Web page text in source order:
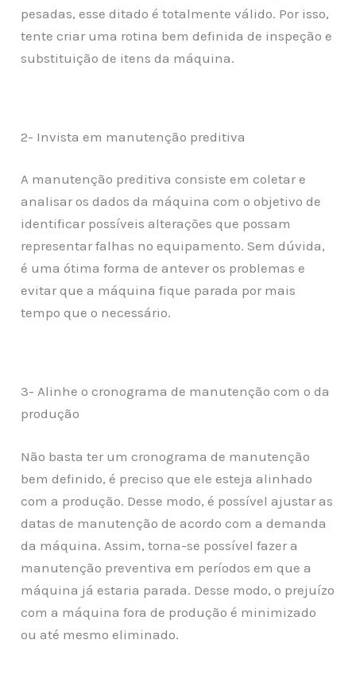
pesadas, esse ditado é totalmente válido. Por isso,
tente criar uma rotina bem definida de inspeção e
substituição de itens da máquina.
2- Invista em manutenção preditiva
A manutenção preditiva consiste em coletar e
analisar os dados da máquina com o objetivo de
identificar possíveis alterações que possam
representar falhas no equipamento. Sem dúvida,
é uma ótima forma de antever os problemas e
evitar que a máquina fique parada por mais
tempo que o necessário.
3- Alinhe o cronograma de manutenção com o da
produção
Não basta ter um cronograma de manutenção
bem definido, é preciso que ele esteja alinhado
com a produção. Desse modo, é possível ajustar as
datas de manutenção de acordo com a demanda
da máquina. Assim, torna-se possível fazer a
manutenção preventiva em períodos em que a
máquina já estaria parada. Desse modo, o prejuízo
com a máquina fora de produção é minimizado
ou até mesmo eliminado.